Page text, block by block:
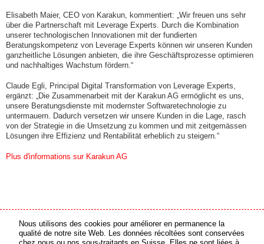
Elisabeth Maier, CEO von Karakun, kommentiert: „Wir freuen uns sehr
über die Partnerschaft mit Leverage Experts. Durch die Kombination
unserer technologischen Innovationen mit der fundierten
Beratungskompetenz von Leverage Experts können wir unseren Kunden
ganzheitliche Lösungen anbieten, die ihre Geschäftsprozesse optimieren
und nachhaltiges Wachstum fördern.“
Claude Egli, Principal Digital Transformation von Leverage Experts,
ergänzt: „Die Zusammenarbeit mit der Karakun AG ermöglicht es uns,
unsere Beratungsdienste mit modernster Softwaretechnologie zu
untermauern. Dadurch versetzen wir unsere Kunden in die Lage, rasch
von der Strategie in die Umsetzung zu kommen und mit zeitgemässen
Lösungen ihre Effizienz und Rentabilität erheblich zu steigern.“
Plus d'informations sur Karakun AG
partenaire média partenaire en ligne
Nous utilisons des cookies pour améliorer en permanence la
qualité de notre site Web. Les données récoltées sont conservées